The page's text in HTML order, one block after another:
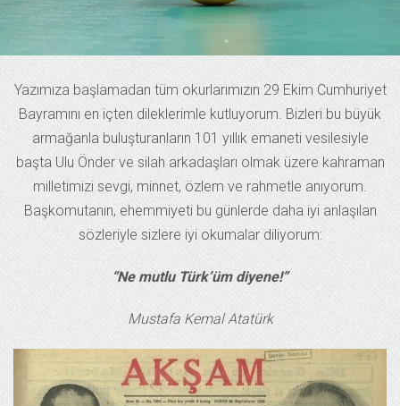
Yazımıza başlamadan tüm okurlarımızın 29 Ekim Cumhuriyet
Bayramını en içten dileklerimle kutluyorum. Bizleri bu büyük
armağanla buluşturanların 101 yıllık emaneti vesilesiyle
başta Ulu Önder ve silah arkadaşları olmak üzere kahraman
milletimizi sevgi, minnet, özlem ve rahmetle anıyorum.
Başkomutanın, ehemmiyeti bu günlerde daha iyi anlaşılan
sözleriyle sizlere iyi okumalar diliyorum:
“Ne mutlu Türk’üm diyene!”
Mustafa Kemal Atatürk